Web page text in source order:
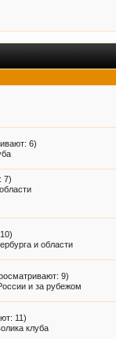
6)
7)
и области
9)
и за рубежом
11)
клуба